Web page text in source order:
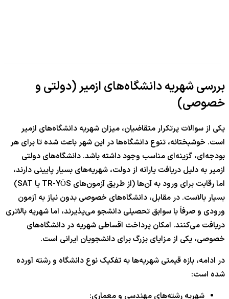
بررسی شهریه دانشگاه‌های ازمیر (دولتی و
خصوصی)
یکی از سوالات پرتکرار متقاضیان، میزان شهریه دانشگاه‌های ازمیر
است. خوشبختانه، تنوع دانشگاه‌ها در این شهر باعث شده تا برای هر
بودجه‌ای، گزینه‌ای مناسب وجود داشته باشد. دانشگاه‌های دولتی
ازمیر به دلیل دریافت یارانه از دولت، شهریه‌های بسیار پایینی دارند،
اما رقابت برای ورود به آن‌ها (از طریق آزمون‌های TR-YÖS یا SAT)
بسیار بالاست. در مقابل، دانشگاه‌های خصوصی بدون نیاز به آزمون
ورودی و صرفاً با سوابق تحصیلی دانشجو می‌پذیرند، اما شهریه بالاتری
دریافت می‌کنند. امکان پرداخت اقساطی شهریه در دانشگاه‌های
خصوصی، یکی از مزایای بزرگ برای دانشجویان ایرانی است.
در ادامه، بازه قیمتی شهریه‌ها به تفکیک نوع دانشگاه و رشته آورده
شده است:
شهریه رشته‌های مهندسی و معماری: